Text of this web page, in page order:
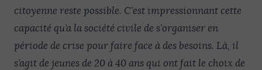
citoyenne reste possible. C’est impressionnant cette
capacité qu’a la société civile de s’organiser en
période de crise pour faire face à des besoins. Là, il
s’agit de jeunes de 20 à 40 ans qui ont fait le choix de